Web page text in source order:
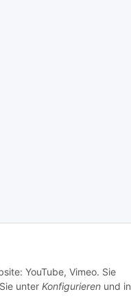
YouTube, Vimeo. Sie
unter Konfigurieren und in